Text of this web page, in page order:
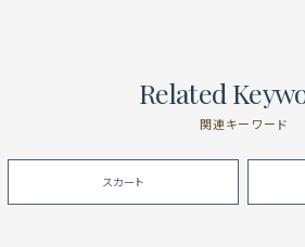
Related
関連キーワード
スカート